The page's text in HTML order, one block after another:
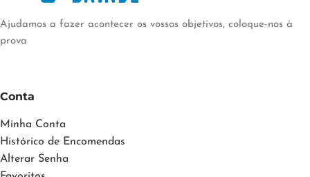
Ajudamos a fazer acontecer os vossos objetivos, coloque-nos à
prova
Conta
Minha Conta
Histórico de Encomendas
Alterar Senha